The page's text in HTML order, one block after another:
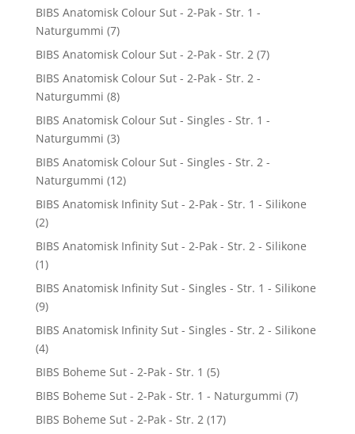
BIBS Anatomisk Colour Sut - 2-Pak - Str. 1 -
Naturgummi (7)
BIBS Anatomisk Colour Sut - 2-Pak - Str. 2 (7)
BIBS Anatomisk Colour Sut - 2-Pak - Str. 2 -
Naturgummi (8)
BIBS Anatomisk Colour Sut - Singles - Str. 1 -
Naturgummi (3)
BIBS Anatomisk Colour Sut - Singles - Str. 2 -
Naturgummi (12)
BIBS Anatomisk Infinity Sut - 2-Pak - Str. 1 - Silikone
(2)
BIBS Anatomisk Infinity Sut - 2-Pak - Str. 2 - Silikone
(1)
BIBS Anatomisk Infinity Sut - Singles - Str. 1 - Silikone
(9)
BIBS Anatomisk Infinity Sut - Singles - Str. 2 - Silikone
(4)
BIBS Boheme Sut - 2-Pak - Str. 1 (5)
BIBS Boheme Sut - 2-Pak - Str. 1 - Naturgummi (7)
BIBS Boheme Sut - 2-Pak - Str. 2 (17)